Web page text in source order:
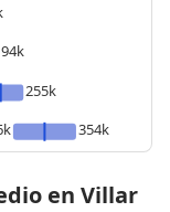
255k
354k
en Villar